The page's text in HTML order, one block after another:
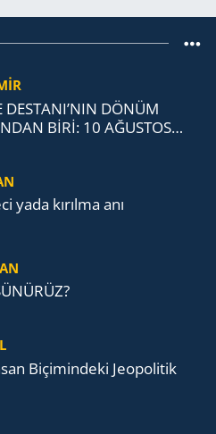
DESTANI’NIN DÖNÜM
BİRİ: 10 AĞUSTOS
yada kırılma anı
Biçimindeki Jeopolitik